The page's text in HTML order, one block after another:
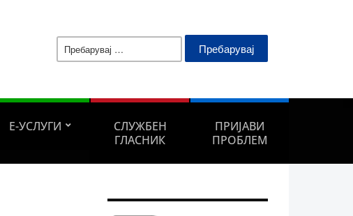
Пребарувај
Е-УСЛУГИ
СЛУЖБЕН
ГЛАСНИК
ПРИЈАВИ
ПРОБЛЕМ